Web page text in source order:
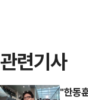
관련기사
"한동